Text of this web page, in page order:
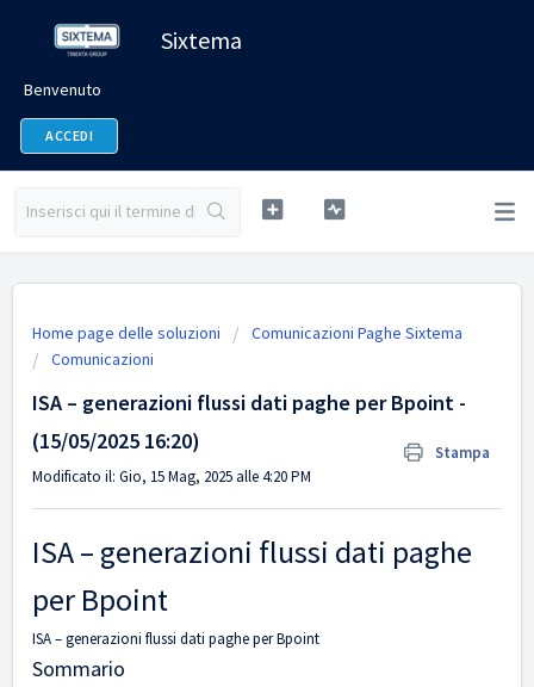
Sixtema
Benvenuto
ACCEDI
Home page delle soluzioni
Comunicazioni Paghe Sixtema
Comunicazioni
ISA – generazioni flussi dati paghe per Bpoint -
(15/05/2025 16:20)
Stampa
Modificato il: Gio, 15 Mag, 2025 alle 4:20 PM
ISA – generazioni flussi dati paghe
per Bpoint
ISA – generazioni flussi dati paghe per Bpoint
Sommario